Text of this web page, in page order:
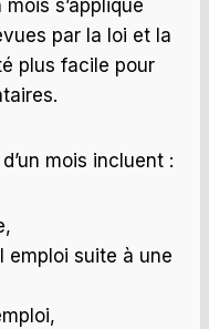
s’applique
par la loi et la
plus facile pour
mois incluent :
emploi suite à une